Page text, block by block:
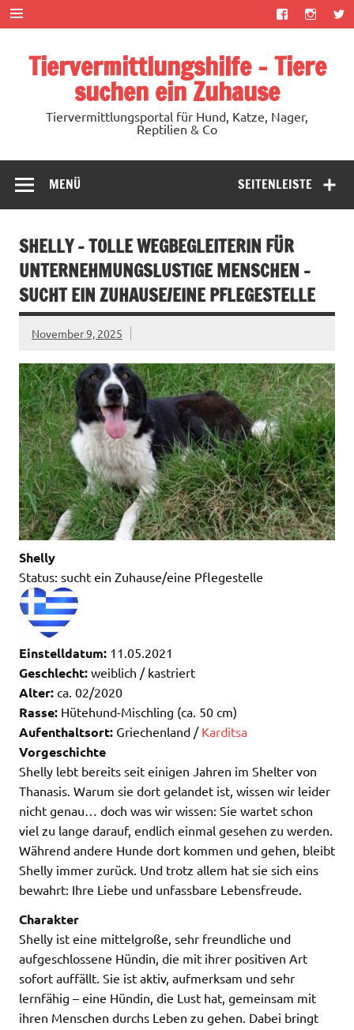
Zum
Inhalt
springen
Tiervermittlungshilfe – Tiere
suchen ein Zuhause
Tiervermittlungsportal für Hund, Katze, Nager,
Reptilien & Co
SEITENLEISTE
MENÜ
SHELLY – TOLLE WEGBEGLEITERIN FÜR
UNTERNEHMUNGSLUSTIGE MENSCHEN –
SUCHT EIN ZUHAUSE/EINE PFLEGESTELLE
November 9, 2025
Shelly
Status: sucht ein Zuhause/eine Pflegestelle
Einstelldatum: 11.05.2021
Geschlecht: weiblich / kastriert
Alter: ca. 02/2020
Rasse: Hütehund-Mischling (ca. 50 cm)
Aufenthaltsort: Griechenland / Karditsa
Vorgeschichte
Shelly lebt bereits seit einigen Jahren im Shelter von
Thanasis. Warum sie dort gelandet ist, wissen wir leider
nicht genau… doch was wir wissen: Sie wartet schon
viel zu lange darauf, endlich einmal gesehen zu werden.
Während andere Hunde dort kommen und gehen, bleibt
Shelly immer zurück. Und trotz allem hat sie sich eins
bewahrt: Ihre Liebe und unfassbare Lebensfreude.
Charakter
Shelly ist eine mittelgroße, sehr freundliche und
aufgeschlossene Hündin, die mit ihrer positiven Art
sofort auffällt. Sie ist aktiv, aufmerksam und sehr
lernfähig – eine Hündin, die Lust hat, gemeinsam mit
ihren Menschen durchs Leben zu gehen. Dabei bringt